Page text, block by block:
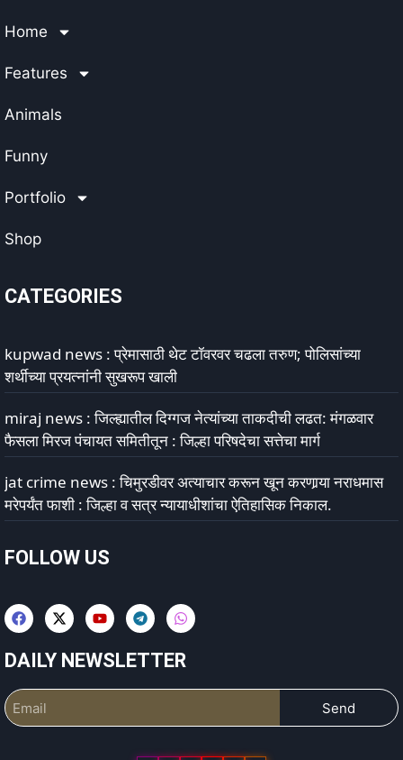
Home
Features
Animals
Funny
Portfolio
Shop
CATEGORIES
kupwad news : प्रेमासाठी थेट टॉवरवर चढला तरुण; पोलिसांच्या
शर्थीच्या प्रयत्नांनी सुखरूप खाली
miraj news : जिल्ह्यातील दिग्गज नेत्यांच्या ताकदीची लढत: मंगळवार
फैसला मिरज पंचायत समितीतून : जिल्हा परिषदेचा सत्तेचा मार्ग
jat crime news : चिमुरडीवर अत्याचार करून खून करणार्‍या नराधमास
मरेपर्यंत फाशी : जिल्हा व सत्र न्यायाधीशांचा ऐतिहासिक निकाल.
FOLLOW US
DAILY NEWSLETTER
Send